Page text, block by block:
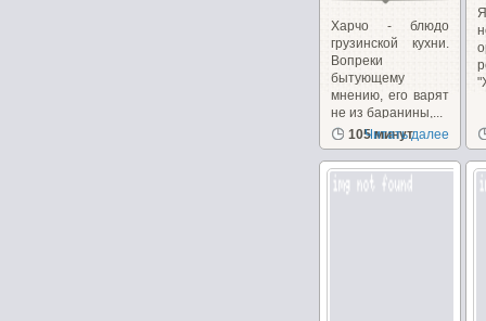
Харчо - блюдо
грузинской кухни.
Вопреки
бытующему
мнению, его варят
не из баранины,...
105 минут
Читать далее